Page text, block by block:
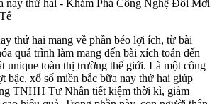
thứ hai mang về phần béo lợi ích, từ bài
quá trình làm mang đến bài xích toán đến
unique toàn thị trường thế giới. Là một công
bậc, xổ số miền bắc bữa nay thứ hai giúp
TNHH Tư Nhân tiết kiệm thời kì, giảm